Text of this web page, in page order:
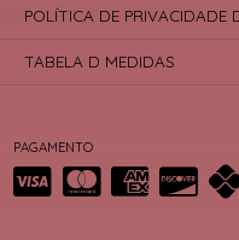
PAGAMENTO
POLÍTICA DE PRIVACIDADE
TABELA D MEDIDAS